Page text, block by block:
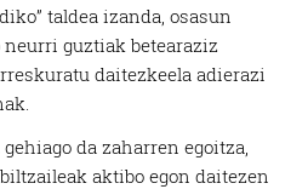
taldea izanda, osasun
guztiak betearaziz
daitezkeela adierazi
da zaharren egoitza,
aktibo egon daitezen